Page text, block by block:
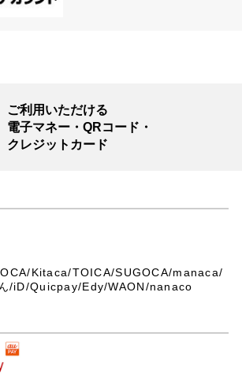
ご利用いただける
電子マネー・QRコード・
クレジットカード
Kitaca/TOICA/SUGOCA/manaca/
/iD/Quicpay/Edy/WAON/nanaco